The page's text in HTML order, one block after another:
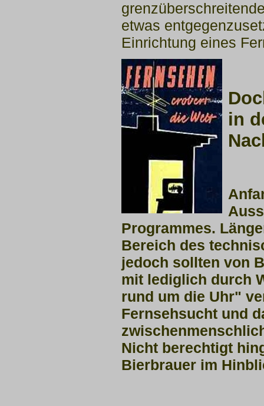
etwas
Einrichtung eines
in
Programmes.
Bereich des
jedoch sollten von
mit lediglich durch
rund um die Uhr"
Fernsehsucht und
Nicht berechtigt
Bierbrauer im